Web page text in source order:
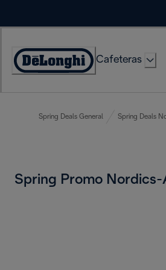
Accessibility
Cafeteras
Spring Deals General Spring Deals
Spring Promo Nordics-